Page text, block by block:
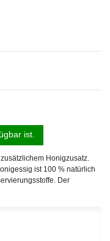
ist.
Honigzusatz.
ist 100 % natürlich
Der